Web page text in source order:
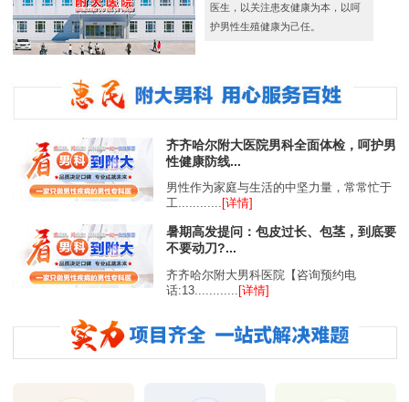
医生，以关注患友健康为本，以呵
护男性生殖健康为己任。
齐齐哈尔附大医院男科全面体检，呵护男
性健康防线...
男性作为家庭与生活的中坚力量，常常忙于
工............ [详情]
暑期高发提问：包皮过长、包茎，到底要
不要动刀?...
齐齐哈尔附大男科医院【咨询预约电
话:13............
[详情]